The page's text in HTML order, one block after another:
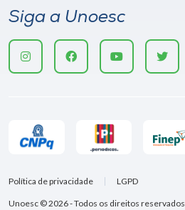
Siga a Unoesc
Unoesc © 2026 - Todos os direitos reservados
Política de privacidade LGPD